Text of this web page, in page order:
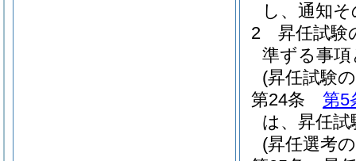
し、通知
2
昇任試験
準ずる事
(昇任試験
第24条
第5
は、昇任
(昇任選考